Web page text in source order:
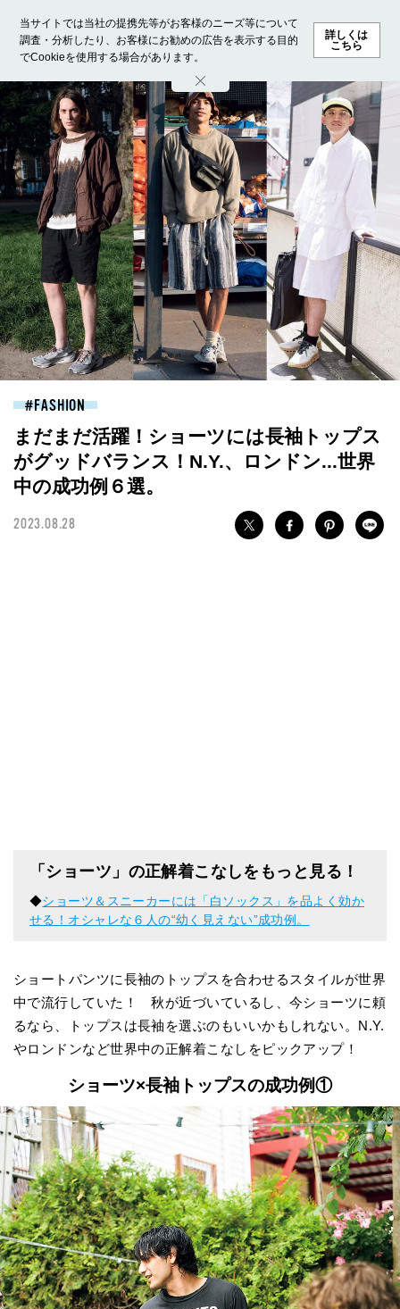
当サイトでは当社の提携先等がお客様のニーズ等について
調査・分析したり、お客様にお勧めの広告を表示する目的
でCookieを使用する場合があります。
詳しくは
こちら
ホーム モデル募集 ランキング ファッション ビューテ
FASHION
まだまだ活躍！ショーツには長袖トップス
がグッドバランス！N.Y.、ロンドン...世界
中の成功例６選。
2023.08.28
「ショーツ」の正解着こなしをもっと見る！
◆ショーツ＆スニーカーには「白ソックス」を品よく効か
せる！オシャレな６人の“幼く見えない”成功例。
ショートパンツに長袖のトップスを合わせるスタイルが世界
中で流行していた！ 秋が近づいているし、今ショーツに頼
るなら、トップスは長袖を選ぶのもいいかもしれない。N.Y.
やロンドンなど世界中の正解着こなしをピックアップ！
ショーツ×長袖トップスの成功例①